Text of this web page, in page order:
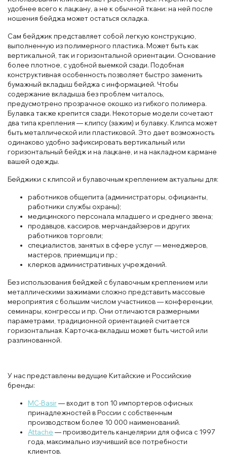
удобнее всего к лацкану, а не к обычной ткани: на ней после
ношения бейджа может остаться складка.
Сам бейджик представляет собой легкую конструкцию,
выполненную из полимерного пластика. Может быть как
вертикальной, так и горизонтальной ориентации. Основание
более плотное, с удобной выемкой сзади. Подобная
конструктивная особенность позволяет быстро заменить
бумажный вкладыш бейджа с информацией. Чтобы
содержание вкладыша без проблем читалось,
предусмотрено прозрачное окошко из гибкого полимера.
Булавка также крепится сзади. Некоторые модели сочетают
два типа крепления — клипсу (зажим) и булавку. Клипса может
быть металлической или пластиковой. Это дает возможность
одинаково удобно зафиксировать вертикальный или
горизонтальный бейдж и на лацкане, и на накладном кармане
вашей одежды.
Бейджики с клипсой и булавочным креплением актуальны для:
работников общепита (администраторы, официанты,
работники службы охраны);
медицинского персонала младшего и среднего звена;
продавцов, кассиров, мерчандайзеров и других
работников торговли;
специалистов, занятых в сфере услуг — менеджеров,
мастеров, приемщиц и пр.;
клерков административных учреждений.
Без использования бейджей с булавочным креплением или
металлическими зажимами сложно представить массовые
мероприятия с большим числом участников — конференции,
семинары, конгрессы и пр. Они отличаются размерными
параметрами, традиционной ориентацией считается
горизонтальная. Карточка-вкладыш может быть чистой или
разлинованной.
У нас представлены ведущие Китайские и Российские
бренды:
MC-Basir— входит в топ 10 импортеров офисных
принадлежностей в России с собственным
производством более 10 000 наименований.
Attache — производитель канцелярии для офиса с 1997
года, максимально изучивший все потребности
клиентов.